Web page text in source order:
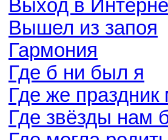
Выход в
Вышел из запоя
Гармония
Где б ни был я
Где же праздник
Где звёзды нам